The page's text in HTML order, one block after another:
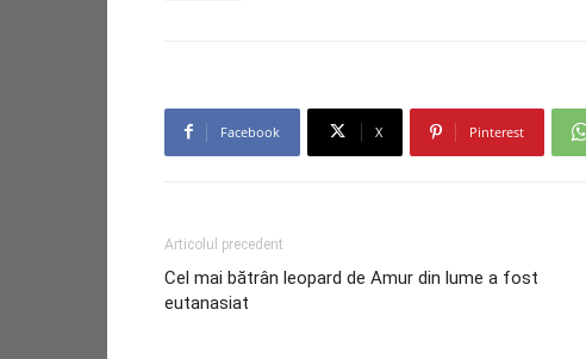
Facebook X Pinterest
Articolul precedent
Cel mai bătrân leopard de Amur din lume a fost
eutanasiat